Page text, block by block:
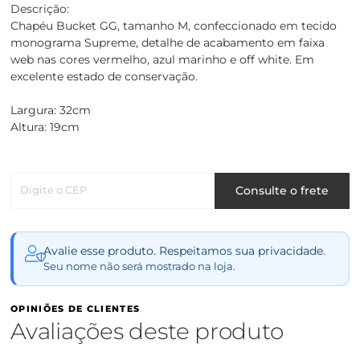
Descrição:
Chapéu Bucket GG, tamanho M, confeccionado em tecido
monograma Supreme, detalhe de acabamento em faixa
web nas cores vermelho, azul marinho e off white. Em
excelente estado de conservação.
Largura: 32cm
Altura: 19cm
Digite o CEP Consulte o frete
Avalie esse produto. Respeitamos sua privacidade.
Seu nome não será mostrado na loja.
OPINIÕES DE CLIENTES
Avaliações deste produto